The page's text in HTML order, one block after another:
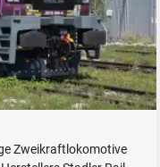
Freilassing, am
Zweikraftlokomotive